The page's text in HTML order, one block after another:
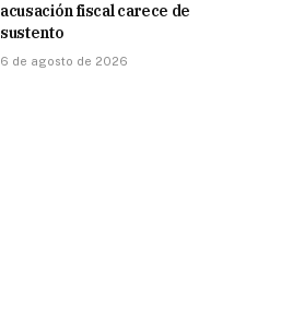
acusación fiscal carece de
sustento
6 de agosto de 2026